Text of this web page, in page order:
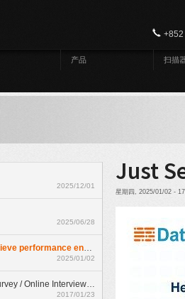
产品 扫描
2025/12/01
2025/06/28
Just Service - Help you achieve performance enhancment
2025/01/02
Online Employee Opinion Survey / Online Interview Assessment Service (HKD$ 500)
2017/01/23
Just
星期四, 2025/01/02 -